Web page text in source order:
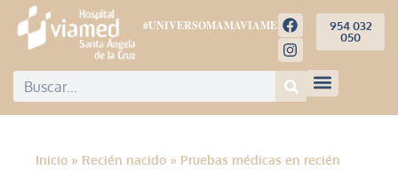
#UNIVERSOMAMAVIAMED
954 032
050
Inicio » Recién nacido » Pruebas médicas en recién